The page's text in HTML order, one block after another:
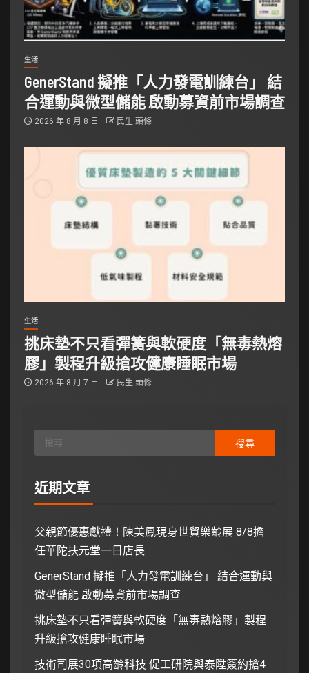
生活
GenerStand 擬推「人力發電訓練台」 結
合運動與微型儲能 啟動募資前市場調查
2026 年 8 月 8 日 民生 頭條
生活
挑床墊不只看彈簧與軟硬度「無毒熱熔
膠」製程升級搶攻健康睡眠市場
2026 年 8 月 7 日 民生 頭條
近期文章
父親節優惠獻禮！陳美鳳現身世貿樂齡展 8/8擔
任華陀扶元堂一日店長
GenerStand 擬推「人力發電訓練台」 結合運動與
微型儲能 啟動募資前市場調查
挑床墊不只看彈簧與軟硬度「無毒熱熔膠」製程
升級搶攻健康睡眠市場
技術司展30項高齡科技 促工研院與泰陞簽約搶4